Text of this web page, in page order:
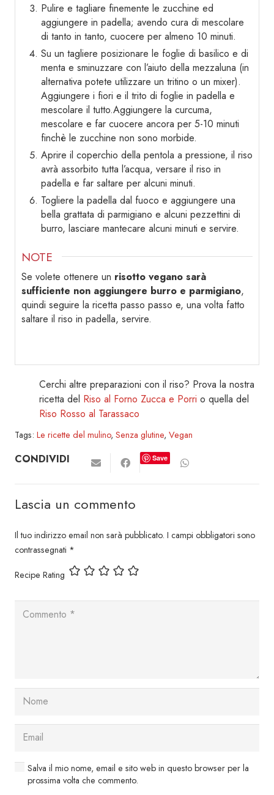
Pulire e tagliare finemente le zucchine ed
aggiungere in padella; avendo cura di mescolare
di tanto in tanto, cuocere per almeno 10 minuti.
Su un tagliere posizionare le foglie di basilico e di
menta e sminuzzare con l’aiuto della mezzaluna (in
alternativa potete utilizzare un tritino o un mixer).
Aggiungere i fiori e il trito di foglie in padella e
mescolare il tutto.Aggiungere la curcuma,
mescolare e far cuocere ancora per 5-10 minuti
finchè le zucchine non sono morbide.
Aprire il coperchio della pentola a pressione, il riso
avrà assorbito tutta l’acqua, versare il riso in
padella e far saltare per alcuni minuti.
Togliere la padella dal fuoco e aggiungere una
bella grattata di parmigiano e alcuni pezzettini di
burro, lasciare mantecare alcuni minuti e servire.
NOTE
Se volete ottenere un risotto vegano sarà
sufficiente non aggiungere burro e parmigiano,
quindi seguire la ricetta passo passo e, una volta fatto
saltare il riso in padella, servire.
Cerchi altre preparazioni con il riso? Prova la nostra
ricetta del Riso al Forno Zucca e Porri o quella del
Riso Rosso al Tarassaco
Tags: Le ricette del mulino, Senza glutine, Vegan
CONDIVIDI Save
Lascia un commento
Il tuo indirizzo email non sarà pubblicato. I campi obbligatori sono
contrassegnati *
Recipe Rating
Salva il mio nome, email e sito web in questo browser per la
prossima volta che commento.